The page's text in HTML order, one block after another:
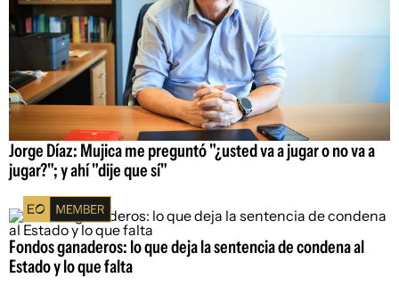
Jorge Díaz: Mujica me preguntó "¿usted va a jugar o no va a
jugar?"; y ahí "dije que sí"
Fondos ganaderos: lo que deja la sentencia de condena al
Estado y lo que falta